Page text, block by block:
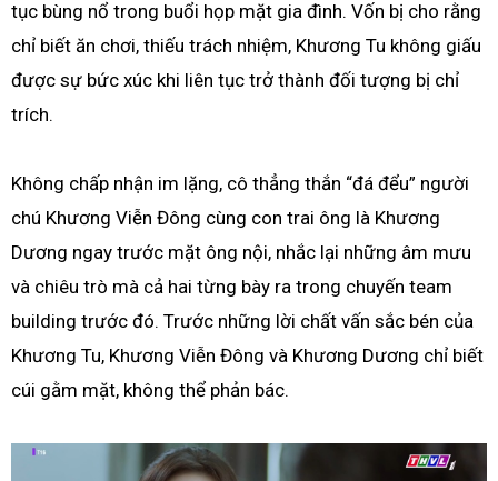
tục bùng nổ trong buổi họp mặt gia đình. Vốn bị cho rằng
chỉ biết ăn chơi, thiếu trách nhiệm, Khương Tu không giấu
được sự bức xúc khi liên tục trở thành đối tượng bị chỉ
trích.
Không chấp nhận im lặng, cô thẳng thắn “đá đểu” người
chú Khương Viễn Đông cùng con trai ông là Khương
Dương ngay trước mặt ông nội, nhắc lại những âm mưu
và chiêu trò mà cả hai từng bày ra trong chuyến team
building trước đó. Trước những lời chất vấn sắc bén của
Khương Tu, Khương Viễn Đông và Khương Dương chỉ biết
cúi gằm mặt, không thể phản bác.